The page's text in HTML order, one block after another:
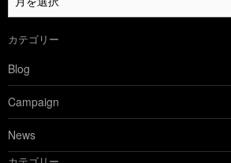
去
ブ
ロ
グ
を
見
る
カテゴリー
Blog
Campaign
News